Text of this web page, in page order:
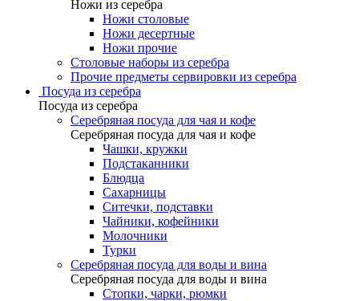
Ножи из серебра
Ножи столовые
Ножи десертные
Ножи прочие
Столовые наборы из серебра
Прочие предметы сервировки из серебра
Посуда из серебра
Посуда из серебра
Серебряная посуда для чая и кофе
Серебряная посуда для чая и кофе
Чашки, кружки
Подстаканники
Блюдца
Сахарницы
Ситечки, подставки
Чайники, кофейники
Молочники
Турки
Серебряная посуда для воды и вина
Серебряная посуда для воды и вина
Стопки, чарки, рюмки